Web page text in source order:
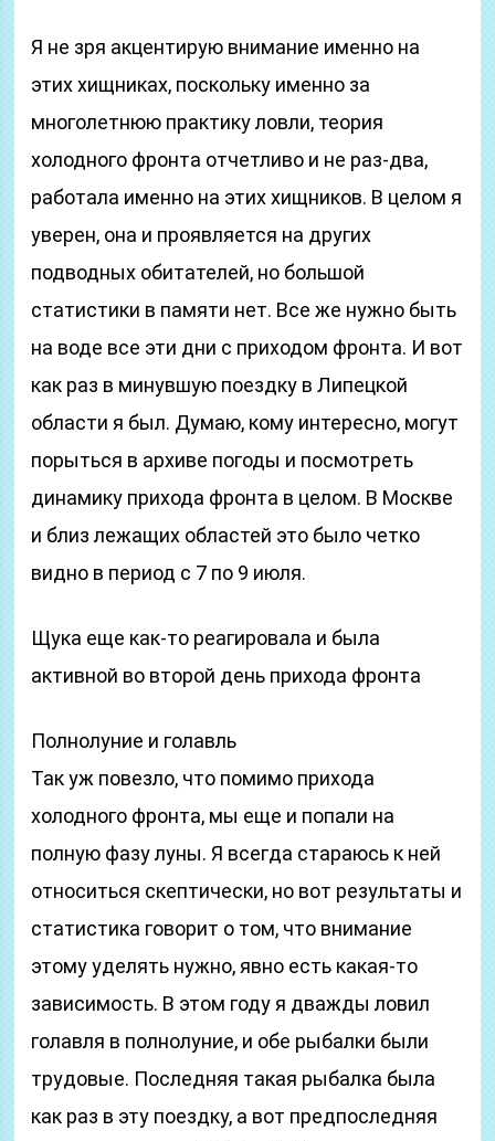
Я не зря акцентирую внимание именно на
этих хищниках, поскольку именно за
многолетнюю практику ловли, теория
холодного фронта отчетливо и не раз-два,
работала именно на этих хищников. В целом я
уверен, она и проявляется на других
подводных обитателей, но большой
статистики в памяти нет. Все же нужно быть
на воде все эти дни с приходом фронта. И вот
как раз в минувшую поездку в Липецкой
области я был. Думаю, кому интересно, могут
порыться в архиве погоды и посмотреть
динамику прихода фронта в целом. В Москве
и близ лежащих областей это было четко
видно в период с 7 по 9 июля.
Щука еще как-то реагировала и была
активной во второй день прихода фронта
Полнолуние и голавль
Так уж повезло, что помимо прихода
холодного фронта, мы еще и попали на
полную фазу луны. Я всегда стараюсь к ней
относиться скептически, но вот результаты и
статистика говорит о том, что внимание
этому уделять нужно, явно есть какая-то
зависимость. В этом году я дважды ловил
голавля в полнолуние, и обе рыбалки были
трудовые. Последняя такая рыбалка была
как раз в эту поездку, а вот предпоследняя